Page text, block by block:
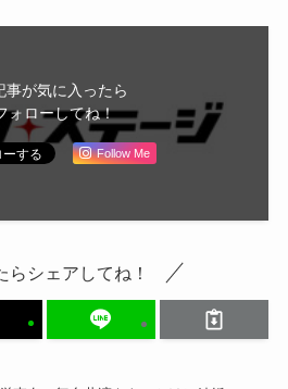
事が気に入ったら
ォローしてね！
Follow Me
らシェアしてね！